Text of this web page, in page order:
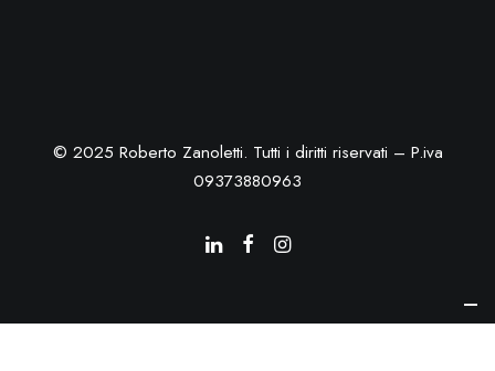
© 2025 Roberto Zanoletti. Tutti i diritti riservati – P.iva
09373880963